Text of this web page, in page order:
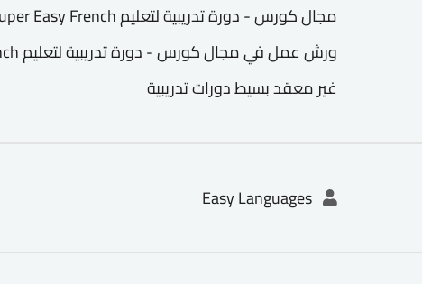
غير معقد بسيط دورات تدريبية
Easy Languages